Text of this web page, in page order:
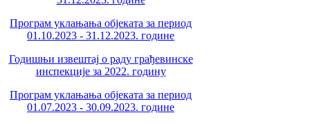
Програм уклањања објеката за период
01.10.2023 - 31.12.2023. године
Годишњи извештај о раду грађевинске
инспекције за 2022. годину
Програм уклањања објеката за период
01.07.2023 - 30.09.2023. године